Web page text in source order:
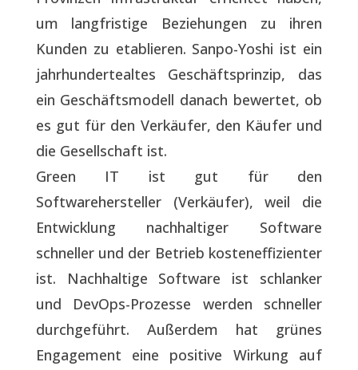
um langfristige Beziehungen zu ihren
Kunden zu etablieren. Sanpo-Yoshi ist ein
jahrhundertealtes Geschäftsprinzip, das
ein Geschäftsmodell danach bewertet, ob
es gut für den Verkäufer, den Käufer und
die Gesellschaft ist.
Green IT ist gut für den
Softwarehersteller (Verkäufer), weil die
Entwicklung nachhaltiger Software
schneller und der Betrieb kosteneffizienter
ist. Nachhaltige Software ist schlanker
und DevOps-Prozesse werden schneller
durchgeführt. Außerdem hat grünes
Engagement eine positive Wirkung auf